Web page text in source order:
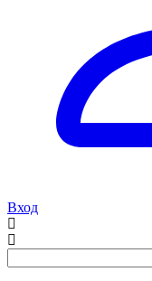
Вход